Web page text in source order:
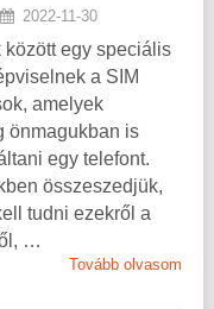
2022-11-30
között egy speciális
a SIM
amelyek
önmagukban is
egy telefont.
összeszedjük,
tudni ezekről a
…
Tovább olvasom